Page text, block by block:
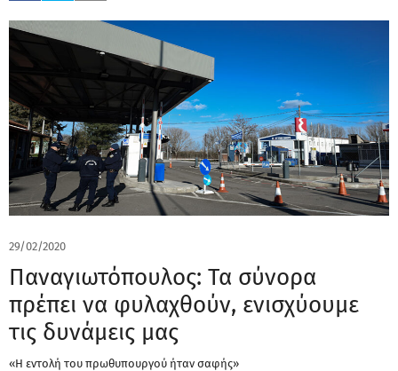
29/02/2020
Παναγιωτόπουλος: Τα σύνορα
πρέπει να φυλαχθούν, ενισχύουμε
τις δυνάμεις μας
«Η εντολή του πρωθυπουργού ήταν σαφής»